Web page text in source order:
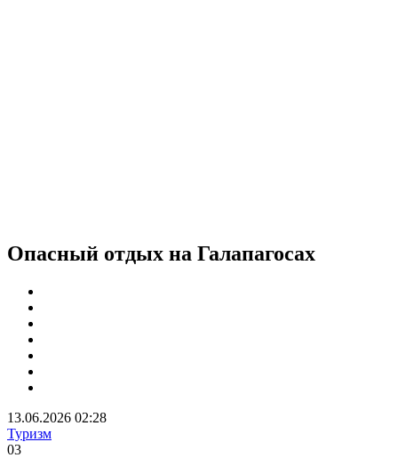
Опасный отдых на Галапагосах
13.06.2026 02:28
Туризм
03